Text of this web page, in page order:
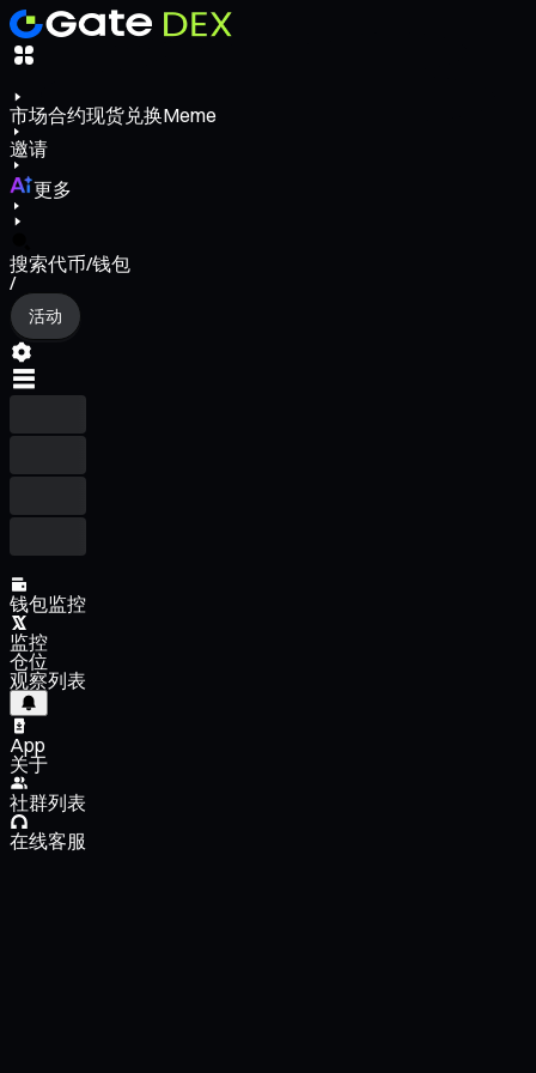
市场合约现货兑换Meme
邀请
更多
搜索代币/钱包
/
活动
钱包监控
监控
仓位
观察列表
App
关于
社群列表
在线客服